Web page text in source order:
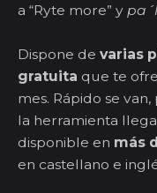
a “Ryte more” y
Dispone de varias
gratuita que te
mes. Rápido se
la herramienta
disponible en más
en castellano e